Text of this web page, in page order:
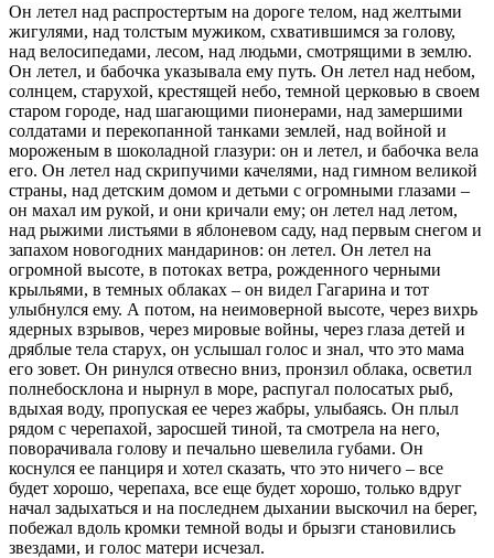
Он летел над распростертым на дороге телом, над желтыми
жигулями, над толстым мужиком, схватившимся за голову,
над велосипедами, лесом, над людьми, смотрящими в землю.
Он летел, и бабочка указывала ему путь. Он летел над небом,
солнцем, старухой, крестящей небо, темной церковью в своем
старом городе, над шагающими пионерами, над замершими
солдатами и перекопанной танками землей, над войной и
мороженым в шоколадной глазури: он и летел, и бабочка вела
его. Он летел над скрипучими качелями, над гимном великой
страны, над детским домом и детьми с огромными глазами –
он махал им рукой, и они кричали ему; он летел над летом,
над рыжими листьями в яблоневом саду, над первым снегом и
запахом новогодних мандаринов: он летел. Он летел на
огромной высоте, в потоках ветра, рожденного черными
крыльями, в темных облаках – он видел Гагарина и тот
улыбнулся ему. А потом, на неимоверной высоте, через вихрь
ядерных взрывов, через мировые войны, через глаза детей и
дряблые тела старух, он услышал голос и знал, что это мама
его зовет. Он ринулся отвесно вниз, пронзил облака, осветил
полнебосклона и нырнул в море, распугал полосатых рыб,
вдыхая воду, пропуская ее через жабры, улыбаясь. Он плыл
рядом с черепахой, заросшей тиной, та смотрела на него,
поворачивала голову и печально шевелила губами. Он
коснулся ее панциря и хотел сказать, что это ничего – все
будет хорошо, черепаха, все еще будет хорошо, только вдруг
начал задыхаться и на последнем дыхании выскочил на берег,
побежал вдоль кромки темной воды и брызги становились
звездами, и голос матери исчезал.